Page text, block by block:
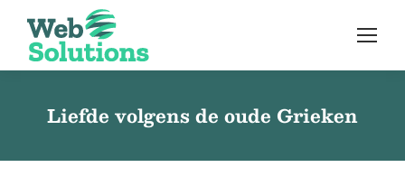
Liefde volgens de oude Grieken